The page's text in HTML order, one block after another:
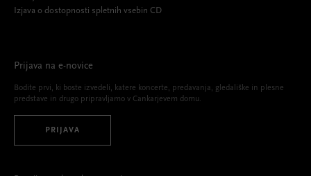
Izjava o dostopnosti spletnih vsebin CD
Prijava na e-novice
Bodite prvi, ki boste izvedeli, katere koncerte, predavanja, gledališke in plesne
predstave in drugo pripravljamo v Cankarjevem domu.
PRIJAVA